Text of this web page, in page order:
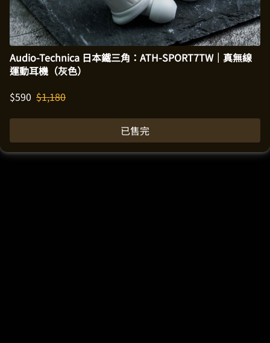
Audio-Technica 日本鐵三角：ATH-SPORT7TW｜真無線
運動耳機（灰色）
$590 $1,180
已售完